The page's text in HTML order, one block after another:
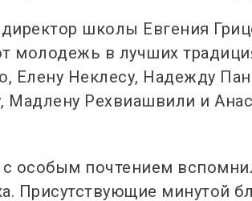
школы Евгения
молодежь в лучших
Неклесу, Надежду
Мадлену Рехвиашвили и
особым почтением
Присутствующие минутой